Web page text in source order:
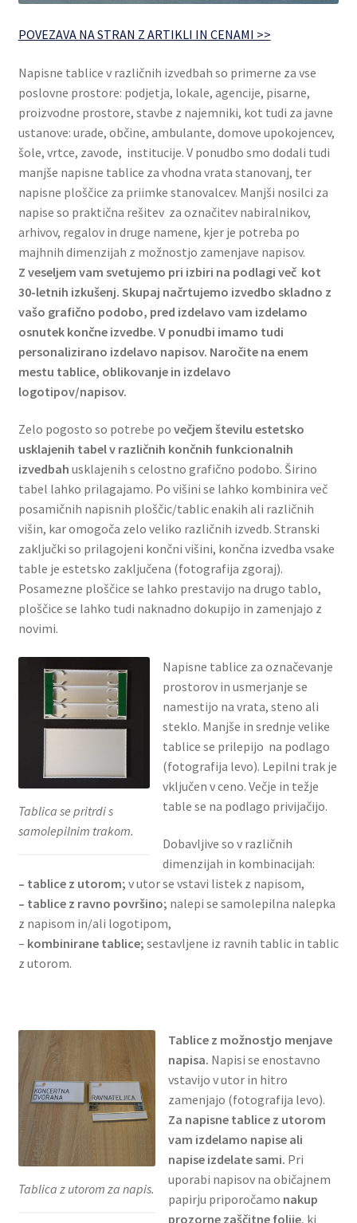
POVEZAVA NA STRAN Z ARTIKLI IN CENAMI >>
Napisne tablice v različnih izvedbah so primerne za vse
poslovne prostore: podjetja, lokale, agencije, pisarne,
proizvodne prostore, stavbe z najemniki, kot tudi za javne
ustanove: urade, občine, ambulante, domove upokojencev,
šole, vrtce, zavode, institucije. V ponudbo smo dodali tudi
manjše napisne tablice za vhodna vrata stanovanj, ter
napisne ploščice za priimke stanovalcev. Manjši nosilci za
napise so praktična rešitev za označitev nabiralnikov,
arhivov, regalov in druge namene, kjer je potreba po
majhnih dimenzijah z možnostjo zamenjave napisov.
Z veseljem vam svetujemo pri izbiri na podlagi več kot
30-letnih izkušenj. Skupaj načrtujemo izvedbo skladno z
vašo grafično podobo, pred izdelavo vam izdelamo
osnutek končne izvedbe. V ponudbi imamo tudi
personalizirano izdelavo napisov. Naročite na enem
mestu tablice, oblikovanje in izdelavo
logotipov/napisov.
Zelo pogosto so potrebe po večjem številu estetsko
usklajenih tabel v različnih končnih funkcionalnih
izvedbah usklajenih s celostno grafično podobo. Širino
tabel lahko prilagajamo. Po višini se lahko kombinira več
posamičnih napisnih ploščic/tablic enakih ali različnih
višin, kar omogoča zelo veliko različnih izvedb. Stranski
zaključki so prilagojeni končni višini, končna izvedba vsake
table je estetsko zaključena (fotografija zgoraj).
Posamezne ploščice se lahko prestavijo na drugo tablo,
ploščice se lahko tudi naknadno dokupijo in zamenjajo z
novimi.
Tablica se pritrdi s
samolepilnim trakom.
Napisne tablice za označevanje
prostorov in usmerjanje se
namestijo na vrata, steno ali
steklo. Manjše in srednje velike
tablice se prilepijo na podlago
(fotografija levo). Lepilni trak je
vključen v ceno. Večje in težje
table se na podlago privijačijo.
Dobavljive so v različnih
dimenzijah in kombinacijah:
– tablice z utorom; v utor se vstavi listek z napisom,
– tablice z ravno površino; nalepi se samolepilna nalepka
z napisom in/ali logotipom,
– kombinirane tablice; sestavljene iz ravnih tablic in tablic
z utorom.
Tablica z utorom za napis.
Tablice z možnostjo menjave
napisa. Napisi se enostavno
vstavijo v utor in hitro
zamenjajo (fotografija levo).
Za napisne tablice z utorom
vam izdelamo napise ali
napise izdelate sami. Pri
uporabi napisov na običajnem
papirju priporočamo nakup
prozorne zaščitne folije, ki